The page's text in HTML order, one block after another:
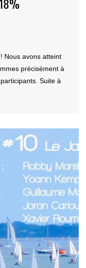
Nous avons atteint
précisément à
Suite à